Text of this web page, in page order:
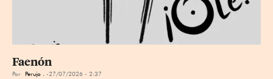
Faenón
Por Perujo . 27/07/2026 - 2:37